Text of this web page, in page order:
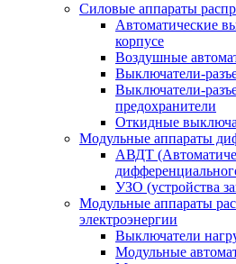
Силовые аппараты
Автоматические
корпусе
Воздушные
Выключатели-
Выключатели-
предохранители
Откидные
Модульные аппараты
АВДТ
УЗО (устройства
Модульные аппараты
электроэнергии
Выключатели
Модульные